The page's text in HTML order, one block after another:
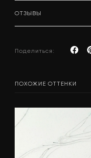
ОТЗЫВЫ
Поделиться:
ПОХОЖИЕ ОТТЕНКИ